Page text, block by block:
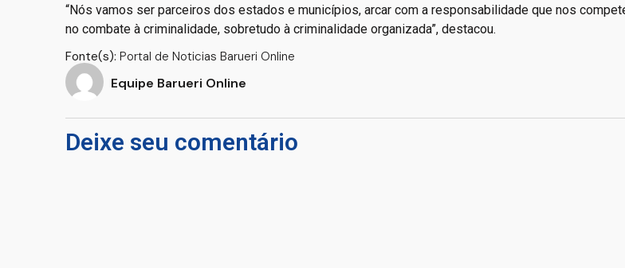
“Nós vamos ser parceiros dos estados e municípios, arcar com a responsabilidade que nos
no combate à criminalidade, sobretudo à criminalidade organizada”, destacou.
Fonte(s): Portal de Noticias Barueri Online
Equipe Barueri Online
Deixe seu comentário